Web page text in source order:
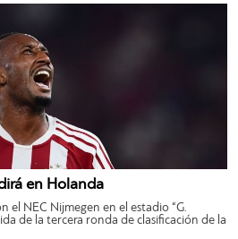
en Holanda
el NEC Nijmegen en el estadio “G.
de la tercera ronda de clasificación de la